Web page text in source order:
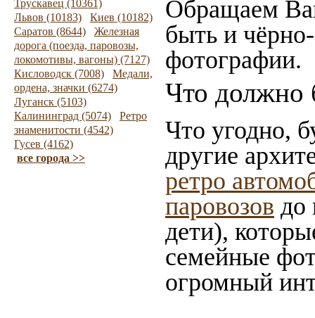
Трускавец (10361)
Львов (10183)
Киев (10182)
Саратов (8644)
Железная
дорога (поезда, паровозы,
локомотивы, вагоны) (7127)
Кисловодск (7008)
Медали,
ордена, значки (6274)
Луганск (5103)
Калининград (5074)
Ретро
знаменитости (4542)
Гусев (4162)
все города >>
Обращаем
быть и
фотографии.
Что должно
Что угодно,
другие
ретро
паровозов до
дети),
семейные
огромный